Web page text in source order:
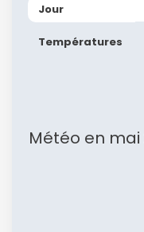
Jour
Températures
Météo en mai